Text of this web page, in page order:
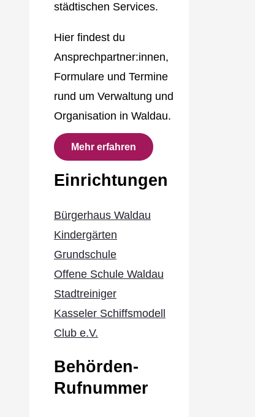
städtischen Services.
Hier findest du
Ansprechpartner:innen,
Formulare und Termine
rund um Verwaltung und
Organisation in Waldau.
Mehr erfahren
Einrichtungen
Bürgerhaus Waldau
Kindergärten
Grundschule
Offene Schule Waldau
Stadtreiniger
Kasseler Schiffsmodell
Club e.V.
Behörden-
Rufnummer